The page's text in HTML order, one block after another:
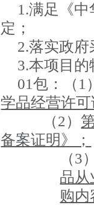
1.满足《
定；
2.落实政
3.本项目
01包 ： （ 1
学品经营许
（2 ）
备案证明》；
（3
品
购